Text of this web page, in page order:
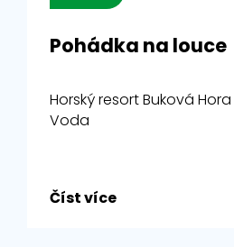
Pohádka na louce
Horský resort Buková
Voda
Číst více